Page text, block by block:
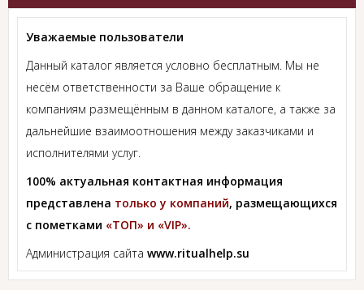
Уважаемые пользователи
Данный каталог является условно бесплатным. Мы не
несём ответственности за Ваше обращение к
компаниям размещённым в данном каталоге, а также за
дальнейшие взаимоотношения между заказчиками и
исполнителями услуг.
100% актуальная контактная информация
представлена только у компаний, размещающихся
с пометками «ТОП» и «VIP».
Администрация сайта www.ritualhelp.su